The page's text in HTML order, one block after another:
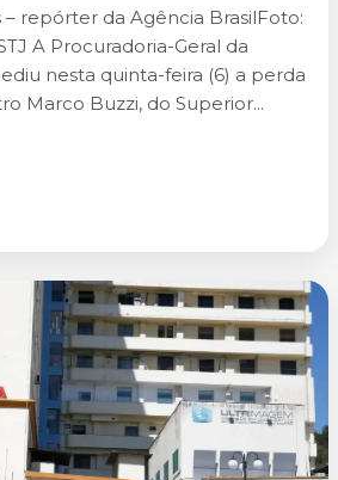
repórter da Agência BrasilFoto:
A Procuradoria-Geral da
nesta quinta-feira (6) a perda
Marco Buzzi, do Superior...